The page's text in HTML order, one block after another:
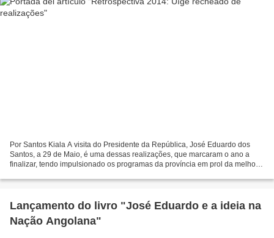
Por Santos Kiala A visita do Presidente da República, José Eduardo dos
Santos, a 29 de Maio, é uma dessas realizações, que marcaram o ano a
finalizar, tendo impulsionado os programas da província em prol da melhoria
Lançamento do livro "José Eduardo e a ideia na
Nação Angolana"